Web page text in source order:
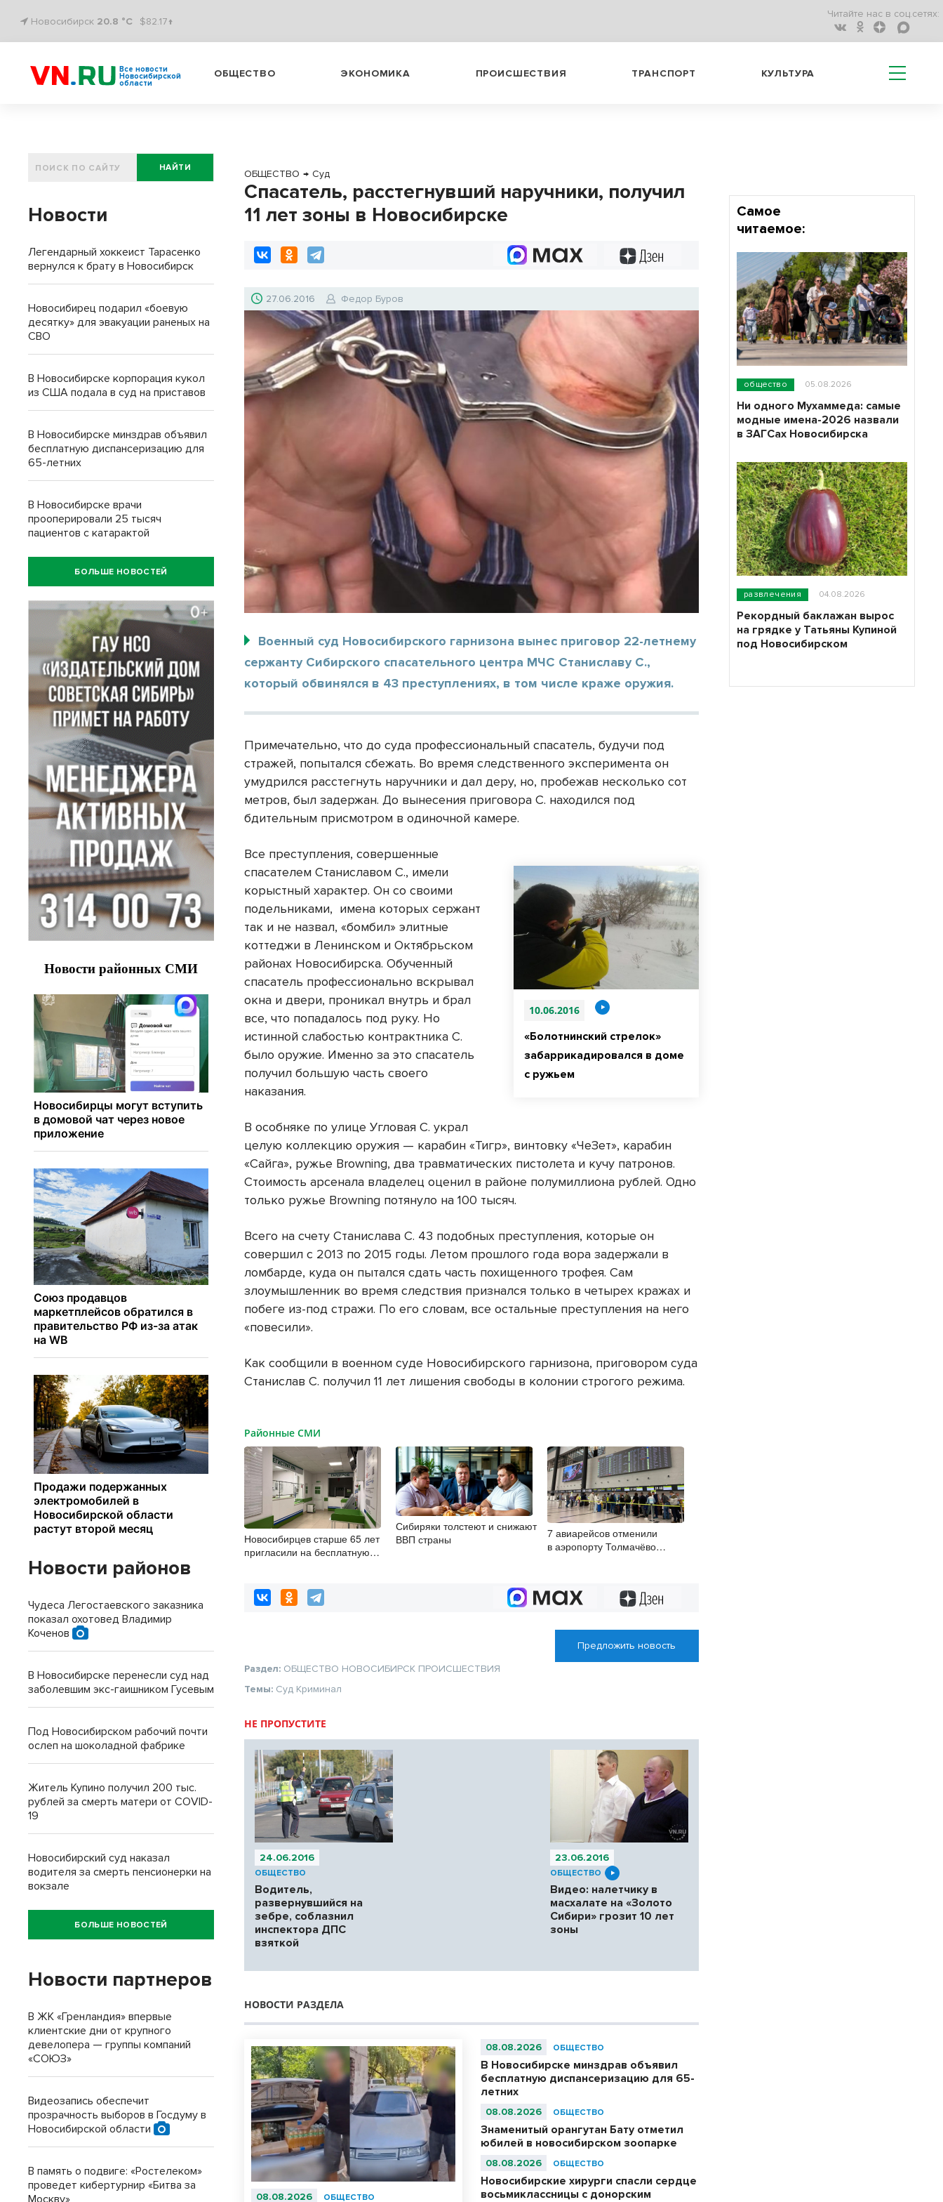
Новосибирск 20.8 °C $82.17↑
Читайте нас в соц.сетях:
Все новости
Новосибирской
области
ОБЩЕСТВО ЭКОНОМИКА ПРОИСШЕСТВИЯ ТРАНСПОРТ КУЛЬТУРА
ОБЩЕСТВО → Суд
Спасатель, расстегнувший наручники, получил
11 лет зоны в Новосибирске
27.06.2016 Федор Буров
Военный суд Новосибирского гарнизона вынес приговор 22-летнему
сержанту Сибирского спасательного центра МЧС Станиславу С.,
который обвинялся в 43 преступлениях, в том числе краже оружия.
Примечательно, что до суда профессиональный спасатель, будучи под
стражей, попытался сбежать. Во время следственного эксперимента он
умудрился расстегнуть наручники и дал деру, но, пробежав несколько сот
метров, был задержан. До вынесения приговора С. находился под
бдительным присмотром в одиночной камере.
10.06.2016
«Болотнинский стрелок»
забаррикадировался в доме
с ружьем
Все преступления, совершенные
спасателем Станиславом С., имели
корыстный характер. Он со своими
подельниками, имена которых сержант
так и не назвал, «бомбил» элитные
коттеджи в Ленинском и Октябрьском
районах Новосибирска. Обученный
спасатель профессионально вскрывал
окна и двери, проникал внутрь и брал
все, что попадалось под руку. Но
истинной слабостью контрактника С.
было оружие. Именно за это спасатель
получил большую часть своего
наказания.
В особняке по улице Угловая С. украл
целую коллекцию оружия — карабин «Тигр», винтовку «ЧеЗет», карабин
«Сайга», ружье Browning, два травматических пистолета и кучу патронов.
Стоимость арсенала владелец оценил в районе полумиллиона рублей. Одно
только ружье Browning потянуло на 100 тысяч.
Всего на счету Станислава С. 43 подобных преступления, которые он
совершил с 2013 по 2015 годы. Летом прошлого года вора задержали в
ломбарде, куда он пытался сдать часть похищенного трофея. Сам
злоумышленник во время следствия признался только в четырех кражах и
побеге из-под стражи. По его словам, все остальные преступления на него
«повесили».
Как сообщили в военном суде Новосибирского гарнизона, приговором суда
Станислав С. получил 11 лет лишения свободы в колонии строгого режима.
Районные СМИ
Новосибирцев старше 65 лет
пригласили на бесплатную
Сибиряки толстеют и снижают
ВВП страны
7 авиарейсов отменили
в аэропорту Толмачёво
Предложить новость
Раздел: ОБЩЕСТВО НОВОСИБИРСК ПРОИСШЕСТВИЯ
Темы: Суд Криминал
НЕ ПРОПУСТИТЕ
24.06.2016
ОБЩЕСТВО
Водитель,
развернувшийся на
зебре, соблазнил
инспектора ДПС
взяткой
23.06.2016
ОБЩЕСТВО
Видео: налетчику в
масхалате на «Золото
Сибири» грозит 10 лет
зоны
НОВОСТИ РАЗДЕЛА
08.08.2026 ОБЩЕСТВО
08.08.2026 ОБЩЕСТВО
В Новосибирске минздрав объявил
бесплатную диспансеризацию для 65-
летних
08.08.2026 ОБЩЕСТВО
Знаменитый орангутан Бату отметил
юбилей в новосибирском зоопарке
08.08.2026 ОБЩЕСТВО
Новосибирские хирурги спасли сердце
восьмиклассницы с донорским
НАЙТИ
Новости
Легендарный хоккеист Тарасенко
вернулся к брату в Новосибирск
Новосибирец подарил «боевую
десятку» для эвакуации раненых на
СВО
В Новосибирске корпорация кукол
из США подала в суд на приставов
В Новосибирске минздрав объявил
бесплатную диспансеризацию для
65-летних
В Новосибирске врачи
прооперировали 25 тысяч
пациентов с катарактой
БОЛЬШЕ НОВОСТЕЙ
Новости районов
Чудеса Легостаевского заказника
показал охотовед Владимир
Коченов
В Новосибирске перенесли суд над
заболевшим экс-гаишником Гусевым
Под Новосибирском рабочий почти
ослеп на шоколадной фабрике
Житель Купино получил 200 тыс.
рублей за смерть матери от COVID-
19
Новосибирский суд наказал
водителя за смерть пенсионерки на
вокзале
БОЛЬШЕ НОВОСТЕЙ
Новости партнеров
В ЖК «Гренландия» впервые
клиентские дни от крупного
девелопера — группы компаний
«СОЮЗ»
Видеозапись обеспечит
прозрачность выборов в Госдуму в
Новосибирской области
В память о подвиге: «Ростелеком»
проведет кибертурнир «Битва за
Москву»
Самое
читаемое:
общество 05.08.2026
Ни одного Мухаммеда: самые
модные имена-2026 назвали
в ЗАГСах Новосибирска
развлечения 04.08.2026
Рекордный баклажан вырос
на грядке у Татьяны Купиной
под Новосибирском